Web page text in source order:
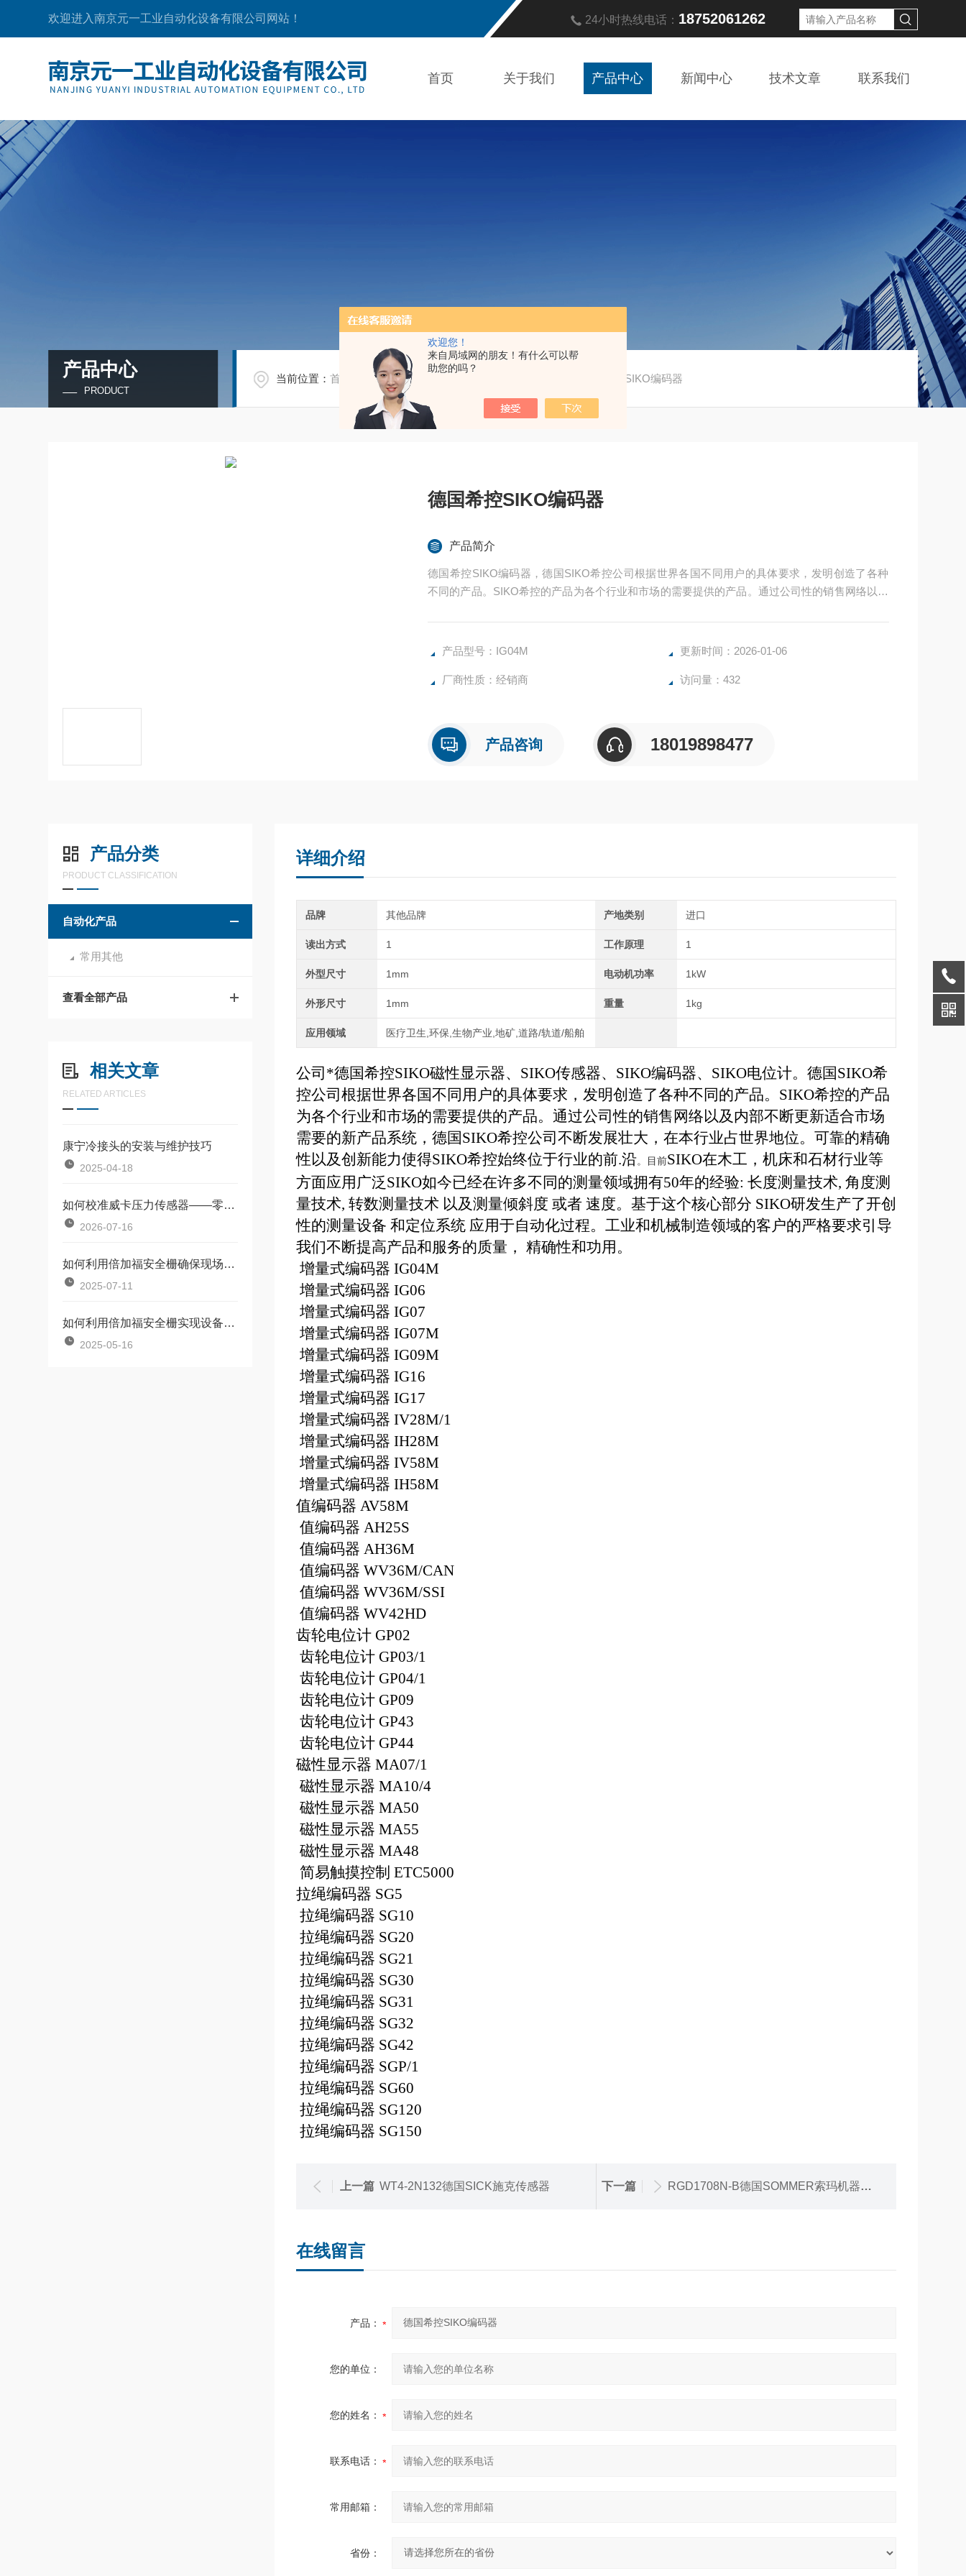
欢迎您！
来自局域网的朋友！有什么可以帮
助您的吗？
欢迎进入南京元一工业自动化设备有限公司网站！ 24小时热线电话： 18752061262
首页 关于我们 产品中心 新闻中心 技术文章 联系我们
产品中心
PRODUCT
当前位置：首页 产品中心/ / IG04M德国希控SIKO编码器
德国希控SIKO编码器
产品简介
德国希控SIKO编码器，德国SIKO希控公司根据世界各国不同用户的具体要求，发明创造了各种
不同的产品。SIKO希控的产品为各个行业和市场的需要提供的产品。通过公司性的销售网络以及
石材行业等方面应用广泛
产品型号：IG04M 更新时间：2026-01-06
厂商性质：经销商 访问量：432
产品咨询 18019898477
产品分类
PRODUCT CLASSIFICATION
自动化产品
常用其他
查看全部产品
相关文章
RELATED ARTICLES
康宁冷接头的安装与维护技巧
2025-04-18
如何校准威卡压力传感器——零点漂移与满量程调整教程
2026-07-16
如何利用倍加福安全栅确保现场设备安全？
2025-07-11
如何利用倍加福安全栅实现设备隔离保护
2025-05-16
详细介绍
品牌 其他品牌 产地类别 进口
读出方式 1 工作原理 1
外型尺寸 1mm 电动机功率 1kW
外形尺寸 1mm 重量 1kg
应用领域 医疗卫生,环保,生物产业,地矿,道路/轨道/船舶
公司*德国希控SIKO磁性显示器、 SIKO传感器、 SIKO编码器、 SIKO电位计。德国SIKO希
控公司根据世界各国不同用户的具体要求，发明创造了各种不同的产品。 SIKO希控的产品
为各个行业和市场的需要提供的产品。通过公司性的销售网络以及内部不断更新适合市场
需要的新产品系统，德国SIKO希控公司不断发展壮大，在本行业占世界地位。可靠的精确
性以及创新能力使得SIKO希控始终位于行业的前.沿。目前SIKO在木工，机床和石材行业等
方面应用广泛SIKO如今已经在许多不同的测量领域拥有50年的经验: 长度测量技术, 角度测
量技术, 转数测量技术 以及测量倾斜度 或者 速度。基于这个核心部分 SIKO研发生产了开创
性的测量设备 和定位系统 应用于自动化过程。工业和机械制造领域的客户的严格要求引导
我们不断提高产品和服务的质量， 精确性和功用。
增量式编码器 IG04M
增量式编码器 IG06
增量式编码器 IG07
增量式编码器 IG07M
增量式编码器 IG09M
增量式编码器 IG16
增量式编码器 IG17
增量式编码器 IV28M/1
增量式编码器 IH28M
增量式编码器 IV58M
增量式编码器 IH58M
值编码器 AV58M
值编码器 AH25S
值编码器 AH36M
值编码器 WV36M/CAN
值编码器 WV36M/SSI
值编码器 WV42HD
齿轮电位计GP02
齿轮电位计GP03/1
齿轮电位计GP04/1
齿轮电位计GP09
齿轮电位计GP43
齿轮电位计GP44
磁性显示器 MA07/1
磁性显示器 MA10/4
磁性显示器 MA50
磁性显示器 MA55
磁性显示器 MA48
简易触摸控制 ETC5000
拉绳编码器 SG5
拉绳编码器 SG10
拉绳编码器 SG20
拉绳编码器 SG21
拉绳编码器 SG30
拉绳编码器 SG31
拉绳编码器 SG32
拉绳编码器 SG42
拉绳编码器 SGP/1
拉绳编码器 SG60
拉绳编码器 SG120
拉绳编码器 SG150
上一篇 WT4-2N132德国SICK施克传感器 下一篇 RGD1708N-B德国SOMMER索玛机器抓手
在线留言
产品：
您的单位：
您的姓名：
联系电话：
常用邮箱：
省份：